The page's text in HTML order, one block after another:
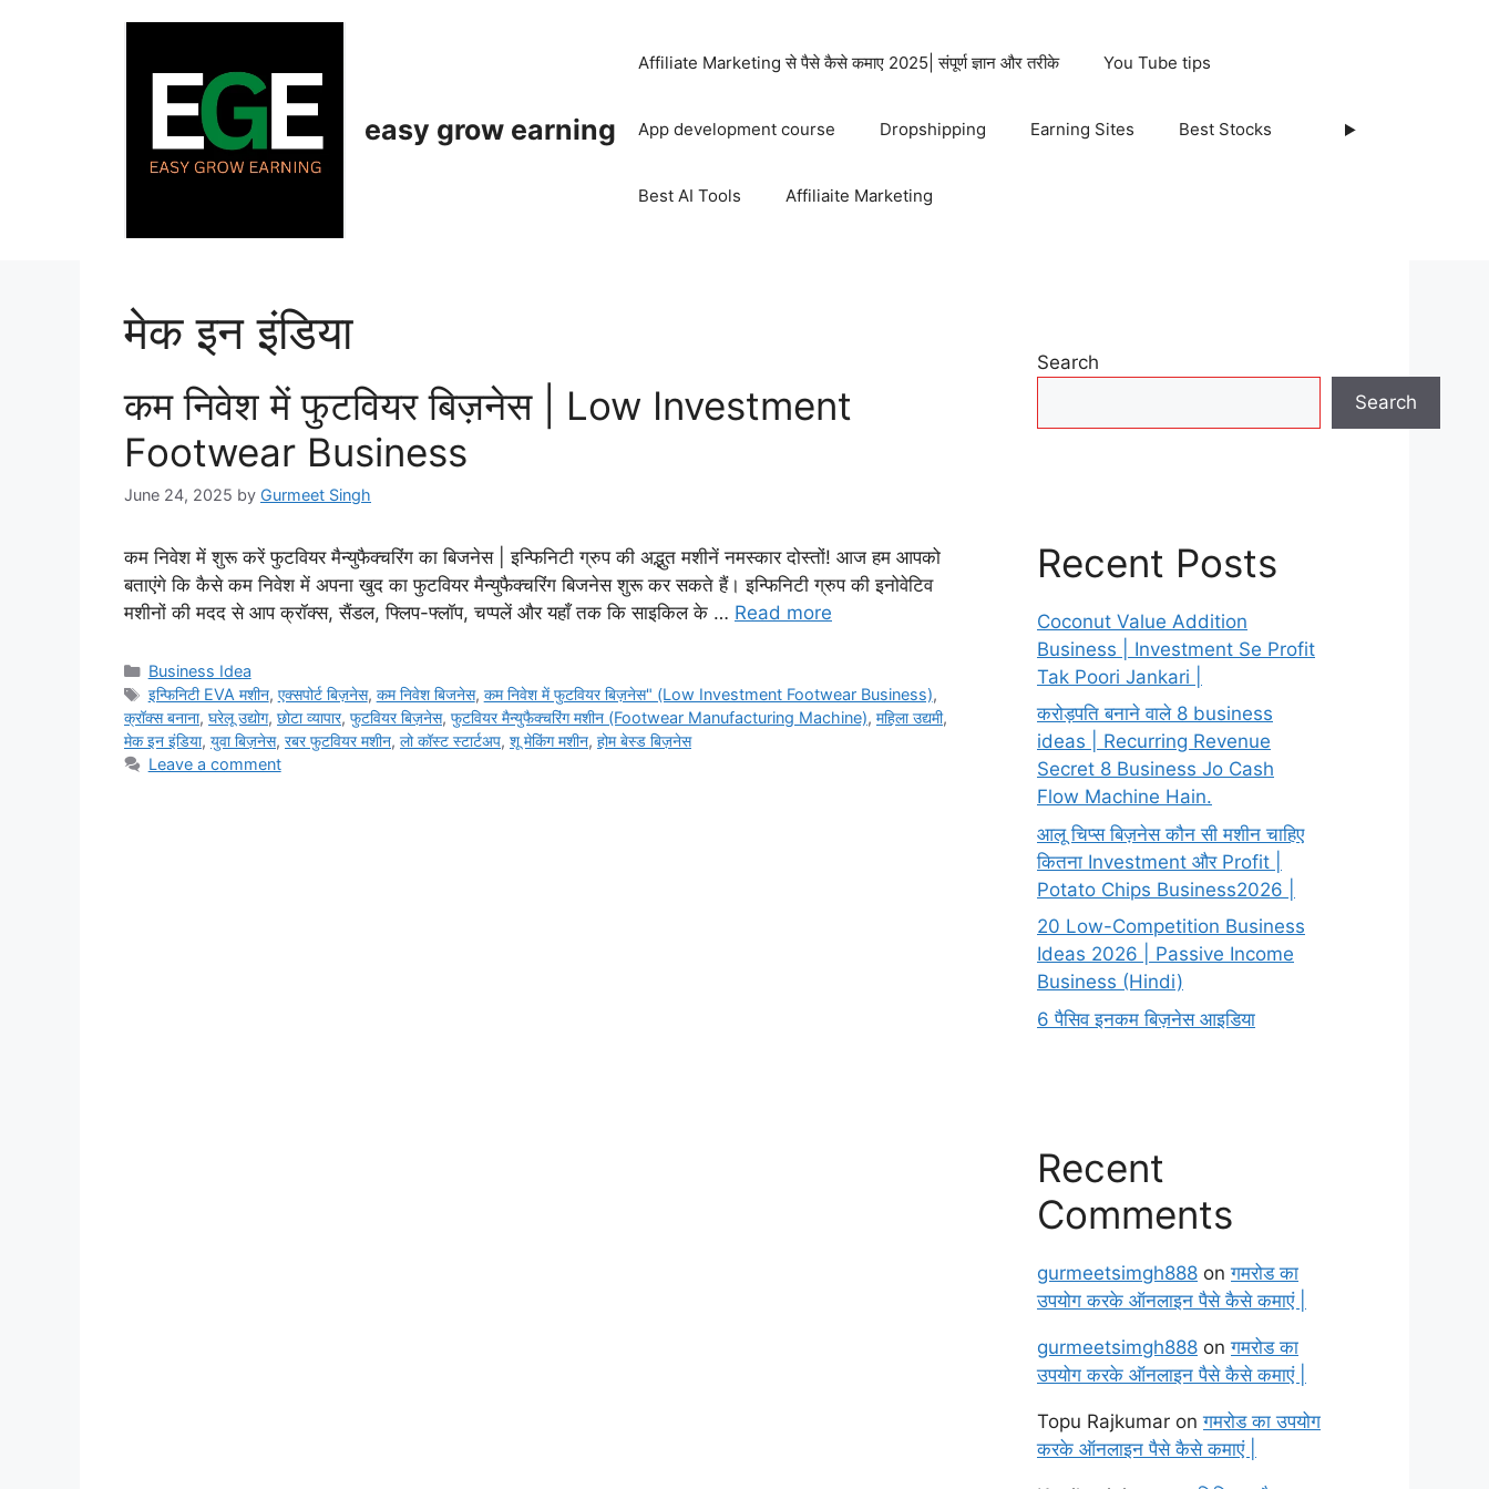
easy grow earning
Affiliate Marketing से पैसे कैसे कमाए 2025| संपूर्ण ज्ञान और तरीके You Tube tips
App development course Dropshipping Earning Sites Best Stocks
Best AI Tools Affiliaite Marketing
मेक इन इंडिया
कम निवेश में फुटवियर बिज़नेस | Low Investment
Footwear Business
June 24, 2025 by Gurmeet Singh
कम निवेश में शुरू करें फुटवियर मैन्युफैक्चरिंग का बिजनेस | इन्फिनिटी ग्रुप की अद्भुत मशीनें नमस्कार दोस्तों! आज हम आपको
बताएंगे कि कैसे कम निवेश में अपना खुद का फुटवियर मैन्युफैक्चरिंग बिजनेस शुरू कर सकते हैं। इन्फिनिटी ग्रुप की इनोवेटिव
मशीनों की मदद से आप क्रॉक्स, सैंडल, फ्लिप-फ्लॉप, चप्पलें और यहाँ तक कि साइकिल के … Read more
Categories
Business Idea
Tags
इन्फिनिटी EVA मशीन, एक्सपोर्ट बिज़नेस, कम निवेश बिजनेस, कम निवेश में फुटवियर बिज़नेस" (Low Investment Footwear Business),
क्रॉक्स बनाना, घरेलू उद्योग, छोटा व्यापार, फुटवियर बिज़नेस, फुटवियर मैन्युफैक्चरिंग मशीन (Footwear Manufacturing Machine), महिला उद्यमी,
मेक इन इंडिया, युवा बिज़नेस, रबर फुटवियर मशीन, लो कॉस्ट स्टार्टअप, शू मेकिंग मशीन, होम बेस्ड बिज़नेस
Leave a comment
Search
Search
Recent Posts
Coconut Value Addition
Business | Investment Se Profit
Tak Poori Jankari |
करोड़पति बनाने वाले 8 business
ideas | Recurring Revenue
Secret 8 Business Jo Cash
Flow Machine Hain.
आलू चिप्स बिज़नेस कौन सी मशीन चाहिए
कितना Investment और Profit |
Potato Chips Business2026 |
20 Low-Competition Business
Ideas 2026 | Passive Income
Business (Hindi)
6 पैसिव इनकम बिज़नेस आइडिया
Recent
Comments
gurmeetsimgh888 onगमरोड का
उपयोग करके ऑनलाइन पैसे कैसे कमाएं |
gurmeetsimgh888 onगमरोड का
उपयोग करके ऑनलाइन पैसे कैसे कमाएं |
Topu Rajkumar onगमरोड का उपयोग
करके ऑनलाइन पैसे कैसे कमाएं |